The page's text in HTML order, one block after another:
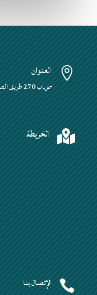
 العنوان
ص.ب 270 طريق الصومعة البليدة
 الخريطة
 الإتصال بنا